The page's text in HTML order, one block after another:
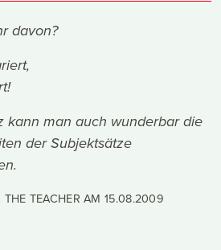
davon?
kann man auch wunderbar die
der Subjektsätze
THE TEACHER AM15.08.2009